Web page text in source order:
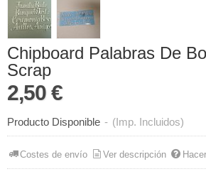
Chipboard Palabras De
Scrap
2,50 €
Producto Disponible - (Imp. Incluidos)
Costes de envío Ver descripción